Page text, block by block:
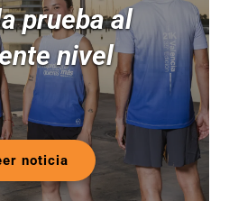
prueba al
nivel
noticia